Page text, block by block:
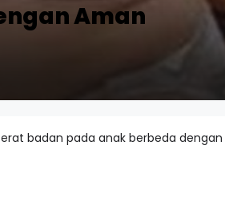
Aman
badan pada anak berbeda dengan